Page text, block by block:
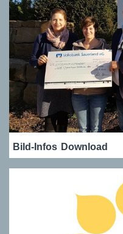
Bild-Infos Download